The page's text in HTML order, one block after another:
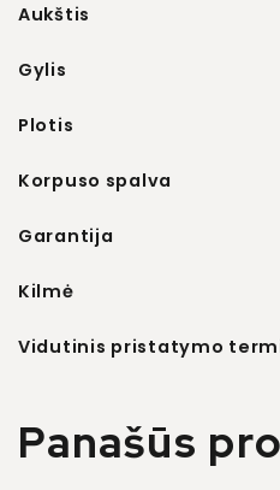
Aukštis
Gylis
Plotis
Korpuso spalva
Garantija
Kilmė
Vidutinis pristatymo
Panašūs